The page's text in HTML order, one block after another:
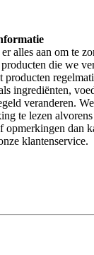
alles aan om te
die we
producten
ingrediënten,
veranderen.
te lezen
opmerkingen dan
klantenservice.